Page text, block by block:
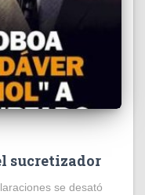
sucretizador
se desató